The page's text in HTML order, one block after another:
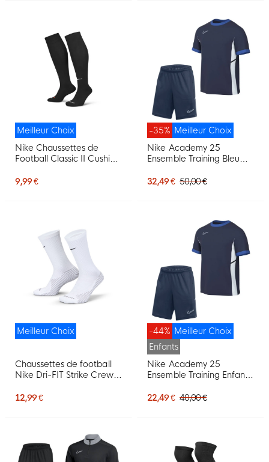
Meilleur Choix
Nike Chaussettes de
Football Classic II Cushion
9,99 €
Meilleur Choix
-35%
Nike Academy 25
Ensemble Training Bleu
32,49 € 50,00 €
Meilleur Choix
Chaussettes de football
Nike Dri-FIT Strike Crew
12,99 €
Meilleur Choix
-44%
Enfants
Nike Academy 25
Ensemble Training Enfants
22,49 € 40,00 €